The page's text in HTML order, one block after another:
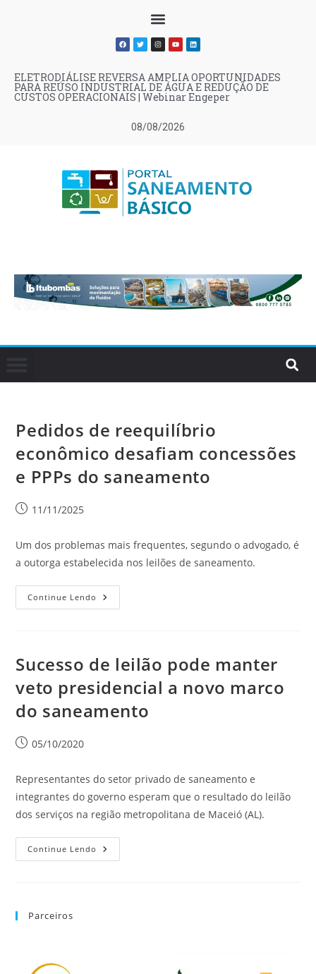
08/08/2026
ELETRODIÁLISE REVERSA AMPLIA OPORTUNIDADES
PARA REÚSO INDUSTRIAL DE ÁGUA E REDUÇÃO DE
CUSTOS OPERACIONAIS | Webinar Engeper
Pedidos de reequilíbrio
econômico desafiam concessões
e PPPs do saneamento
11/11/2025
Um dos problemas mais frequentes, segundo o advogado, é
a outorga estabelecida nos leilões de saneamento.
Continue Lendo
Sucesso de leilão pode manter
veto presidencial a novo marco
do saneamento
05/10/2020
Representantes do setor privado de saneamento e
integrantes do governo esperam que o resultado do leilão
dos serviços na região metropolitana de Maceió (AL).
Continue Lendo
Parceiros